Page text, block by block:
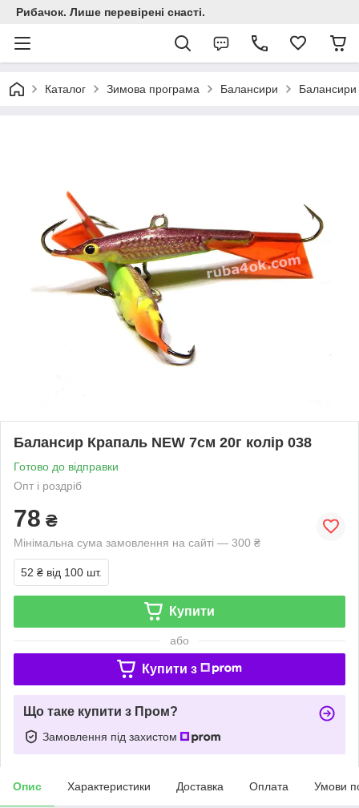
Рибачок. Лише перевірені снасті.
Каталог Зимова програма Балансири
Балансир Крапаль NEW 7см 20г колір 038
Готово до відправки
Опт і роздріб
78 ₴
Мінімальна сума замовлення на сайті — 300 ₴
52 ₴ від 100 шт.
Купити
або
Купити з
Що таке купити з Пром?
Замовлення під захистом
Опис Характеристики Доставка Оплата Умови